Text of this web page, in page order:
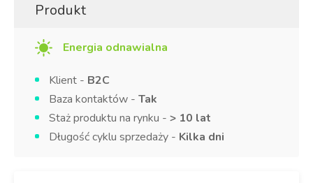
Produkt
Energia odnawialna
Klient - B2C
Baza kontaktów - Tak
Staż produktu na rynku - > 10 lat
Długość cyklu sprzedaży - Kilka dni